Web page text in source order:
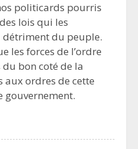
politicards pourris
lois qui les
détriment du peuple.
les forces de l’ordre
du bon coté de la
aux ordres de cette